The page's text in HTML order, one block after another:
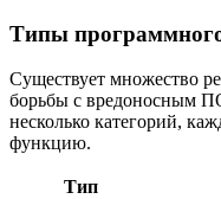
Типы
Существует множество
борьбы с вредоносным
несколько категорий,
функцию.
Тип